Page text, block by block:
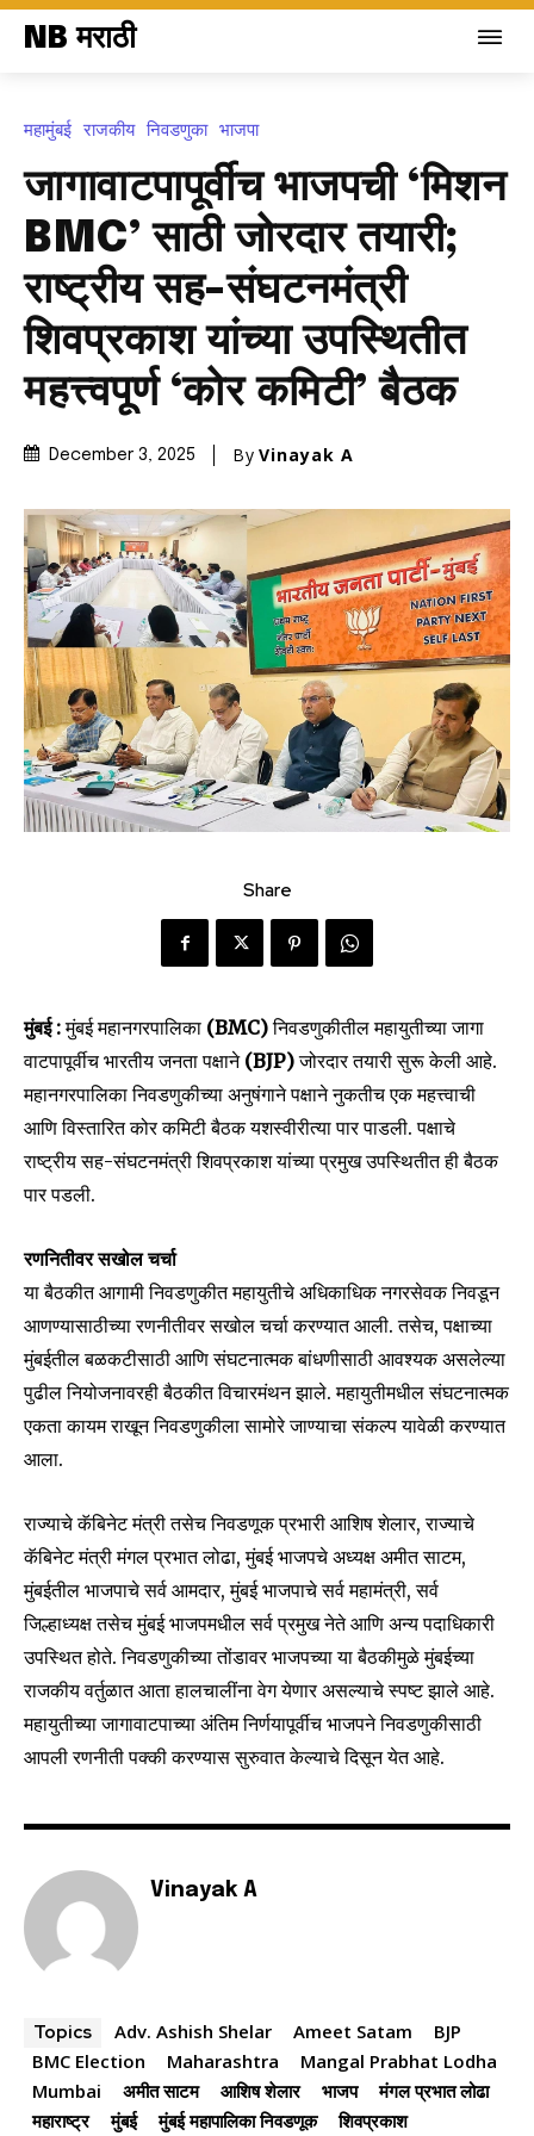
Join our community of
SUBSCRIBERS and be part of the
conversation.
To subscribe, simply enter your email address on our website
or click the subscribe button below. Don't worry, we respect
your privacy and won't spam your inbox. Your information is
safe with us.
I've read and accept the
Fans Followers Followers
NB मराठी
महामुंबई राजकीय निवडणुका भाजपा
जागावाटपापूर्वीच भाजपची ‘मिशन
BMC’ साठी जोरदार तयारी;
राष्ट्रीय सह-संघटनमंत्री
शिवप्रकाश यांच्या उपस्थितीत
महत्त्वपूर्ण ‘कोर कमिटी’ बैठक
December 3, 2025 By Vinayak A
Share
मुंबई :मुंबई महानगरपालिका (BMC)निवडणुकीतील महायुतीच्या जागा
वाटपापूर्वीच भारतीय जनता पक्षाने (BJP)जोरदार तयारी सुरू केली आहे.
महानगरपालिका निवडणुकीच्या अनुषंगाने पक्षाने नुकतीच एक महत्त्वाची
आणि विस्तारित कोर कमिटी बैठक यशस्वीरीत्या पार पाडली. पक्षाचे
राष्ट्रीय सह-संघटनमंत्री शिवप्रकाश यांच्या प्रमुख उपस्थितीत ही बैठक
पार पडली.
रणनितीवर सखोल चर्चा
या बैठकीत आगामी निवडणुकीत महायुतीचे अधिकाधिक नगरसेवक निवडून
आणण्यासाठीच्या रणनीतीवर सखोल चर्चा करण्यात आली. तसेच, पक्षाच्या
मुंबईतील बळकटीसाठी आणि संघटनात्मक बांधणीसाठी आवश्यक असलेल्या
पुढील नियोजनावरही बैठकीत विचारमंथन झाले. महायुतीमधील संघटनात्मक
एकता कायम राखून निवडणुकीला सामोरे जाण्याचा संकल्प यावेळी करण्यात
आला.
राज्याचे कॅबिनेट मंत्री तसेच निवडणूक प्रभारी आशिष शेलार, राज्याचे
कॅबिनेट मंत्री मंगल प्रभात लोढा, मुंबई भाजपचे अध्यक्ष अमीत साटम,
मुंबईतील भाजपाचे सर्व आमदार, मुंबई भाजपाचे सर्व महामंत्री, सर्व
जिल्हाध्यक्ष तसेच मुंबई भाजपमधील सर्व प्रमुख नेते आणि अन्य पदाधिकारी
उपस्थित होते. निवडणुकीच्या तोंडावर भाजपच्या या बैठकीमुळे मुंबईच्या
राजकीय वर्तुळात आता हालचालींना वेग येणार असल्याचे स्पष्ट झाले आहे.
महायुतीच्या जागावाटपाच्या अंतिम निर्णयापूर्वीच भाजपने निवडणुकीसाठी
आपली रणनीती पक्की करण्यास सुरुवात केल्याचे दिसून येत आहे.
Vinayak A
Topics Adv. Ashish Shelar Ameet Satam
BJP
BMC Election
Maharashtra
Mangal Prabhat Lodha
Mumbai
अमीत साटम आशिष शेलार भाजप
मंगल प्रभात लोढा
महाराष्ट्र
मुंबई मुंबई महापालिका निवडणूक शिवप्रकाश